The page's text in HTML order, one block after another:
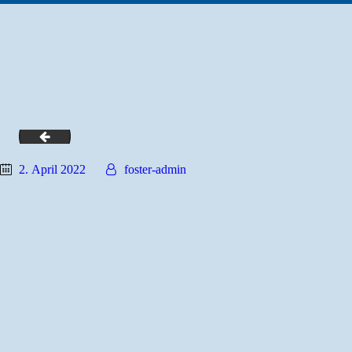
WDVS-System-Daemmwolle
2. April 2022 foster-admin